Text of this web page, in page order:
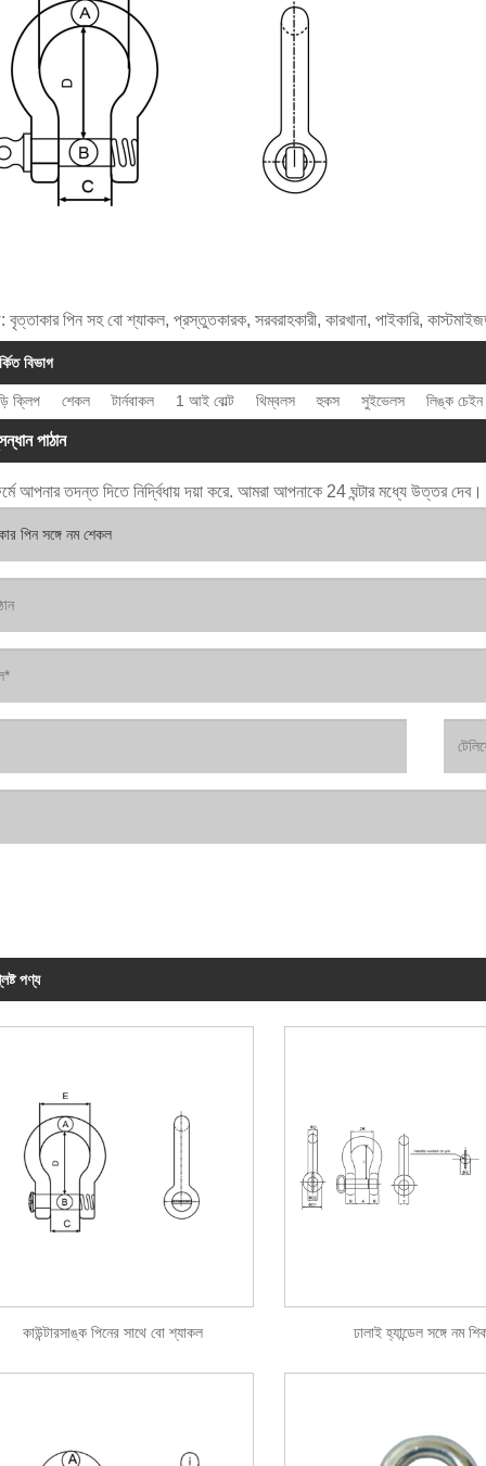
বৃত্তাকার পিন সহ বো শ্যাকল, প্রস্তুতকারক, সরবরাহকারী, কারখানা, পাইকারি,
বিভাগ
ক্লিপ শেকল টার্নবাকল 1 আই বোল্ট থিম্বলস হুকস সুইভেলস লিঙ্ক চেইন
পাঠান
আপনার তদন্ত দিতে নির্দ্বিধায় দয়া করে. আমরা আপনাকে 24 ঘন্টার মধ্যে উত্তর দেব।
পণ্য
কাউন্টারসাঙ্ক পিনের সাথে বো শ্যাকল ঢালাই হ্যান্ডেল সঙ্গে নম